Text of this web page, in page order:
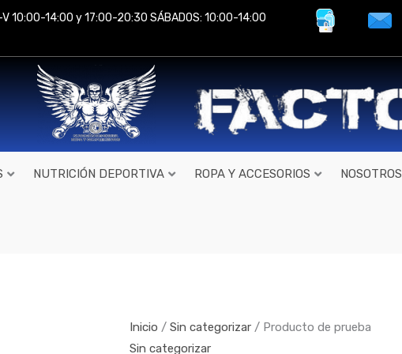
V 10:00-14:00 y 17:00-20:30 SÁBADOS: 10:00-14:00
NUTRICIÓN DEPORTIVA ROPA Y ACCESORIOS NOSOTROS
Inicio /Sin categorizar / Producto de prueba
Sin categorizar
cantidad